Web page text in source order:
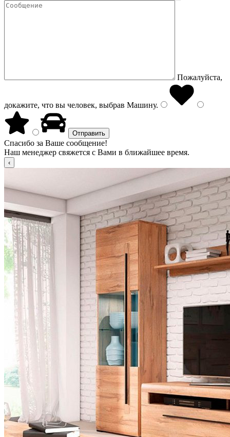
Пожалуйста,
докажите, что вы человек, выбрав Машину.
Спасибо за Ваше сообщение!
Наш менеджер свяжется с Вами в ближайшее время.